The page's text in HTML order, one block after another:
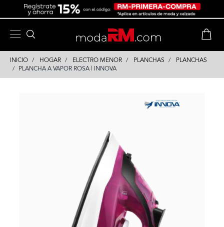
INICIO HOGAR ELECTRO MENOR PLANCHAS
PLANCHAS
PLANCHA A VAPOR ROSA | INNOVA